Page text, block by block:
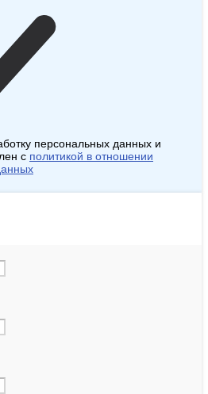
персональных данных и
с политикой в отношении